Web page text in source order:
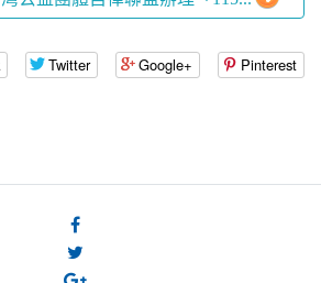
Twitter Google+ Pinterest